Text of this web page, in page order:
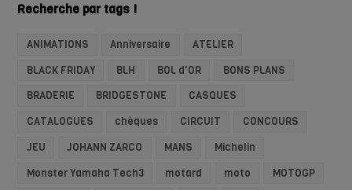
Recherche par tags !
ANIMATIONS Anniversaire
ATELIER
BLACK FRIDAY
BLH BOL d'OR
BONS PLANS
BRADERIE
BRIDGESTONE
CASQUES
CATALOGUES
chèques CIRCUIT
CONCOURS
JEU
JOHANN ZARCO MANS
Michelin
Monster Yamaha Tech3
motard moto
MOTOGP